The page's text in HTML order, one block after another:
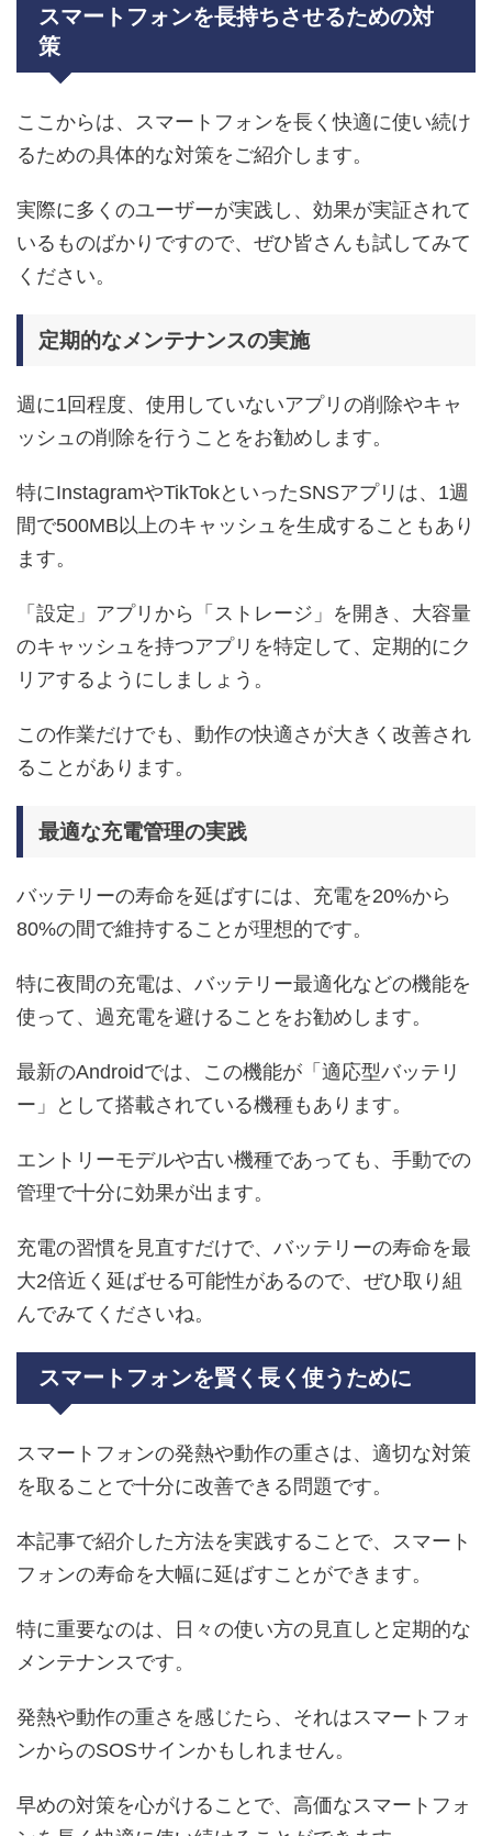
スマートフォンを長持ちさせるための対
策
ここからは、スマートフォンを長く快適に使い続け
るための具体的な対策をご紹介します。
実際に多くのユーザーが実践し、効果が実証されて
いるものばかりですので、ぜひ皆さんも試してみて
ください。
定期的なメンテナンスの実施
週に1回程度、使用していないアプリの削除やキャ
ッシュの削除を行うことをお勧めします。
特にInstagramやTikTokといったSNSアプリは、1週
間で500MB以上のキャッシュを生成することもあり
ます。
「設定」アプリから「ストレージ」を開き、大容量
のキャッシュを持つアプリを特定して、定期的にク
リアするようにしましょう。
この作業だけでも、動作の快適さが大きく改善され
ることがあります。
最適な充電管理の実践
バッテリーの寿命を延ばすには、充電を20%から
80%の間で維持することが理想的です。
特に夜間の充電は、バッテリー最適化などの機能を
使って、過充電を避けることをお勧めします。
最新のAndroidでは、この機能が「適応型バッテリ
ー」として搭載されている機種もあります。
エントリーモデルや古い機種であっても、手動での
管理で十分に効果が出ます。
充電の習慣を見直すだけで、バッテリーの寿命を最
大2倍近く延ばせる可能性があるので、ぜひ取り組
んでみてくださいね。
スマートフォンを賢く長く使うために
スマートフォンの発熱や動作の重さは、適切な対策
を取ることで十分に改善できる問題です。
本記事で紹介した方法を実践することで、スマート
フォンの寿命を大幅に延ばすことができます。
特に重要なのは、日々の使い方の見直しと定期的な
メンテナンスです。
発熱や動作の重さを感じたら、それはスマートフォ
ンからのSOSサインかもしれません。
早めの対策を心がけることで、高価なスマートフォ